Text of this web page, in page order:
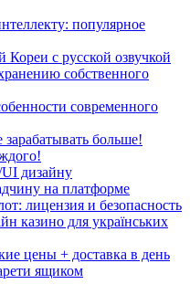
популярное
с русской озвучкой
собственного
современного
больше!
дизайну
на платформе
лицензия и безопасность
казино для українських
цены + доставка в день
ящиком